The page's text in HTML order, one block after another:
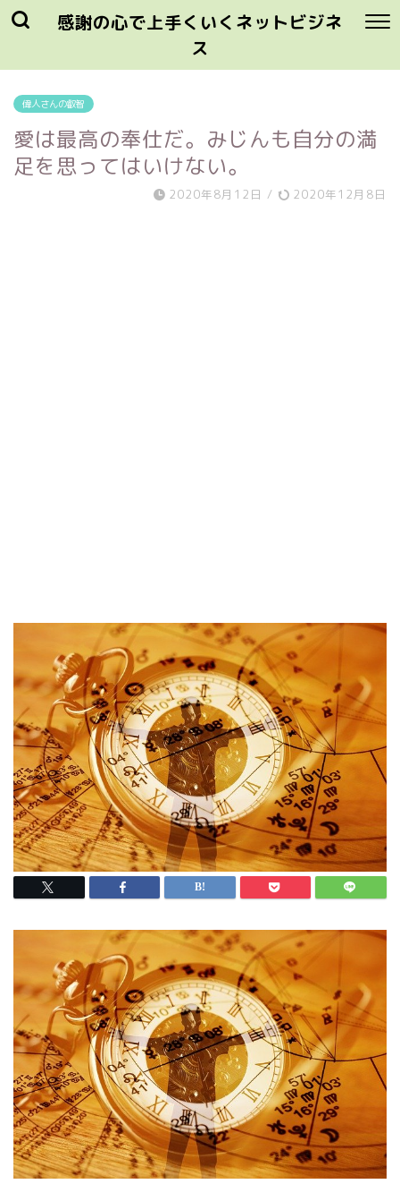
感謝の心で上手くいくネットビジネ
ス
偉人さんの叡智
愛は最高の奉仕だ。みじんも自分の満
足を思ってはいけない。
2020年8月12日 / 2020年12月8日